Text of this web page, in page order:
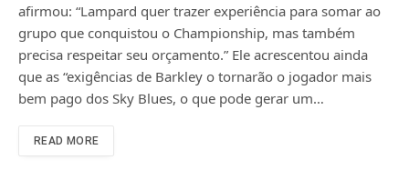
afirmou: “Lampard quer trazer experiência para somar ao
grupo que conquistou o Championship, mas também
precisa respeitar seu orçamento.” Ele acrescentou ainda
que as “exigências de Barkley o tornarão o jogador mais
bem pago dos Sky Blues, o que pode gerar um…
READ MORE